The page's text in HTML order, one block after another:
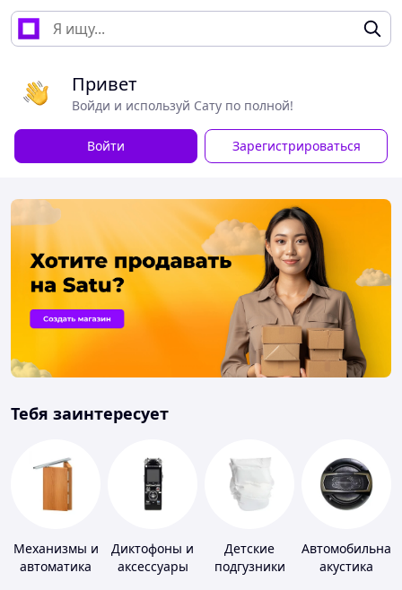
Привет
Войди и используй Сату по полной!
Войти Зарегистрироваться
Тебя заинтересует
Механизмы и
автоматика
Диктофоны и
аксессуары
Детские
подгузники
Автомобильная
акустика